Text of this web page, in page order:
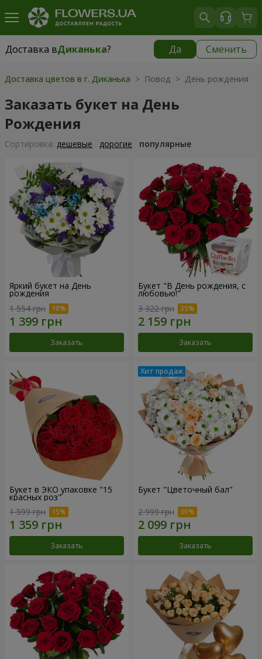
Доставка вДиканька? Да Сменить
Доставка вДиканька|
Доставка цветов в г. Диканька > Повод > День рождения
Заказать букет на День
Рождения
Cортировка: дешевые дорогие популярные
Яркий букет на День
рождения
1 554 грн
Заказать
Букет "В День рождения, с
любовью!"
3 322 грн
Заказать
Букет в ЭКО упаковке "15
красных роз"
1 599 грн
Заказать
Букет "Цветочный бал"
2 999 грн
Заказать